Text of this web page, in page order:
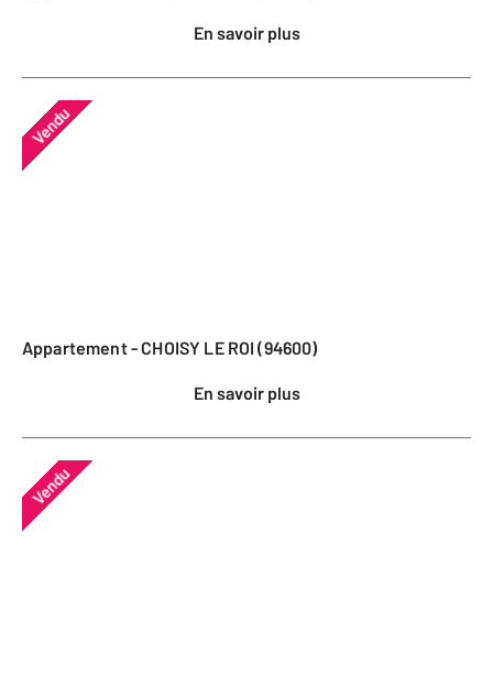
En savoir plus
Vendu
Appartement - CHOISY LE ROI (94600)
En savoir plus
Vendu